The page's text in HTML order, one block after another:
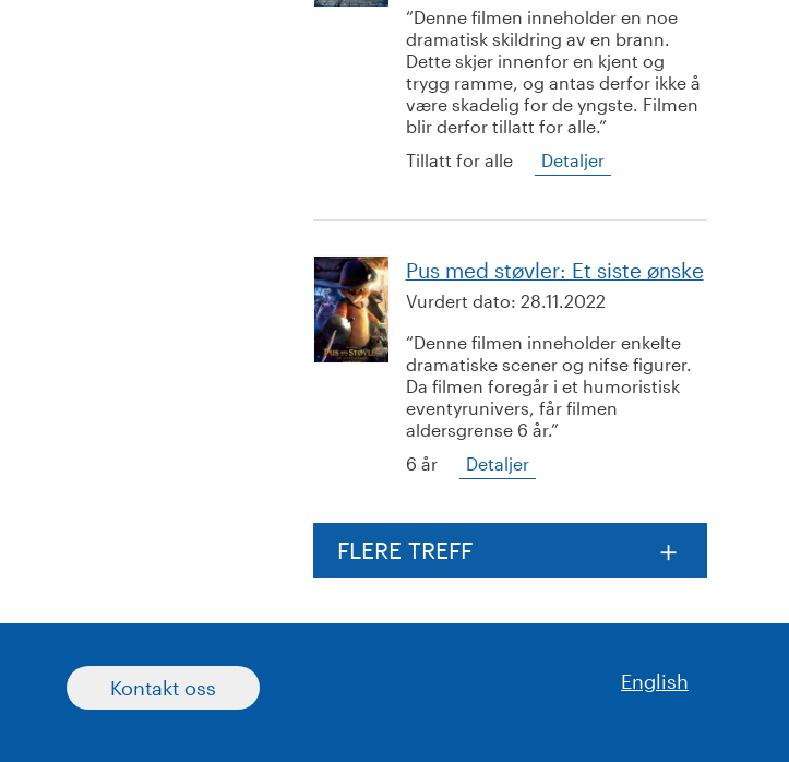
Denne filmen inneholder en noe
dramatisk skildring av en brann.
Dette skjer innenfor en kjent og
trygg ramme, og antas derfor ikke å
være skadelig for de yngste. Filmen
blir derfor tillatt for alle.
Tillatt for alle
Detaljer
Pus med støvler: Et siste ønske
Vurdert dato: 28.11.2022
Denne filmen inneholder enkelte
dramatiske scener og nifse figurer.
Da filmen foregår i et humoristisk
eventyrunivers, får filmen
aldersgrense 6 år.
6 år
Detaljer
FLERE TREFF
Kontakt oss English